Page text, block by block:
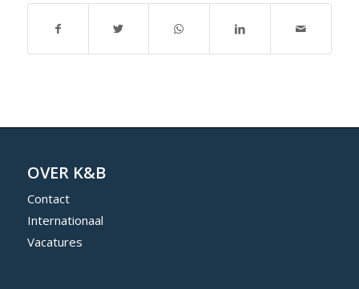
OVER K&B
Contact
Internationaal
Vacatures